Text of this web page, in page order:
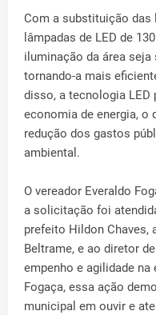
Com a substituição das
lâmpadas de LED de
iluminação da área
tornando-a mais
disso, a tecnologia
economia de energia, o
redução dos gastos
ambiental.
O vereador Everaldo
a solicitação foi
prefeito Hildon Chaves,
Beltrame, e ao diretor
empenho e agilidade
Fogaça, essa ação
municipal em ouvir e